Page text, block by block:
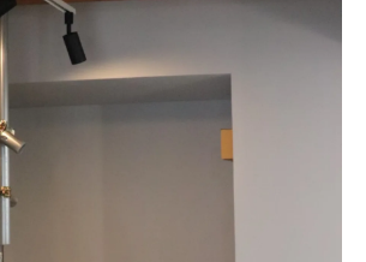
対応のレンタサイクル活用術
タサイクルの使い勝手と選び方
に適したレンタサイクルタイプ
心なレンタサイクル活用法
緒に安心して使えるレンタサイク